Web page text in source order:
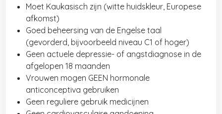
Moet Kaukasisch zijn (witte huidskleur, Europese
afkomst)
Goed beheersing van de Engelse taal
(gevorderd, bijvoorbeeld niveau C1 of hoger)
Geen actuele depressie- of angstdiagnose in de
afgelopen 18 maanden
Vrouwen mogen GEEN hormonale
anticonceptiva gebruiken
Geen reguliere gebruik medicijnen